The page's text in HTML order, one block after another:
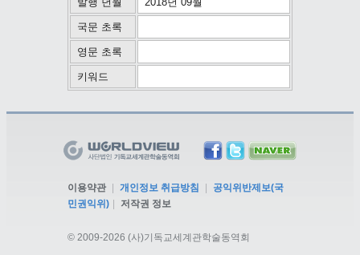
국문 초록
영문 초록
키워드
이용약관 개인정보 취급방침
공익위반제보(국
민권익위)
저작권 정보
© 2009-2026 (사)기독교세계관학술동역회